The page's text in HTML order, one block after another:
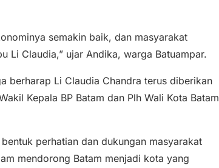
semakin baik, dan masyarakat
Li Claudia,” ujar Andika, warga Batuampar.
berharap Li Claudia Chandra terus diberikan
Kepala BP Batam dan Plh Wali Kota Batam
perhatian dan dukungan masyarakat
mendorong Batam menjadi kota yang